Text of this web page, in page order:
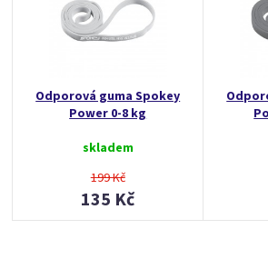
Odporová guma Spokey
Power 0-8 kg
skladem
199 Kč
135 Kč